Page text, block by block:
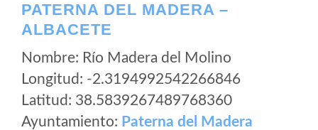
PATERNA DEL MADERA –
ALBACETE
Nombre: Río Madera del Molino
Longitud: -2.3194992542266846
Latitud: 38.5839267489768360
Ayuntamiento: Paterna del Madera